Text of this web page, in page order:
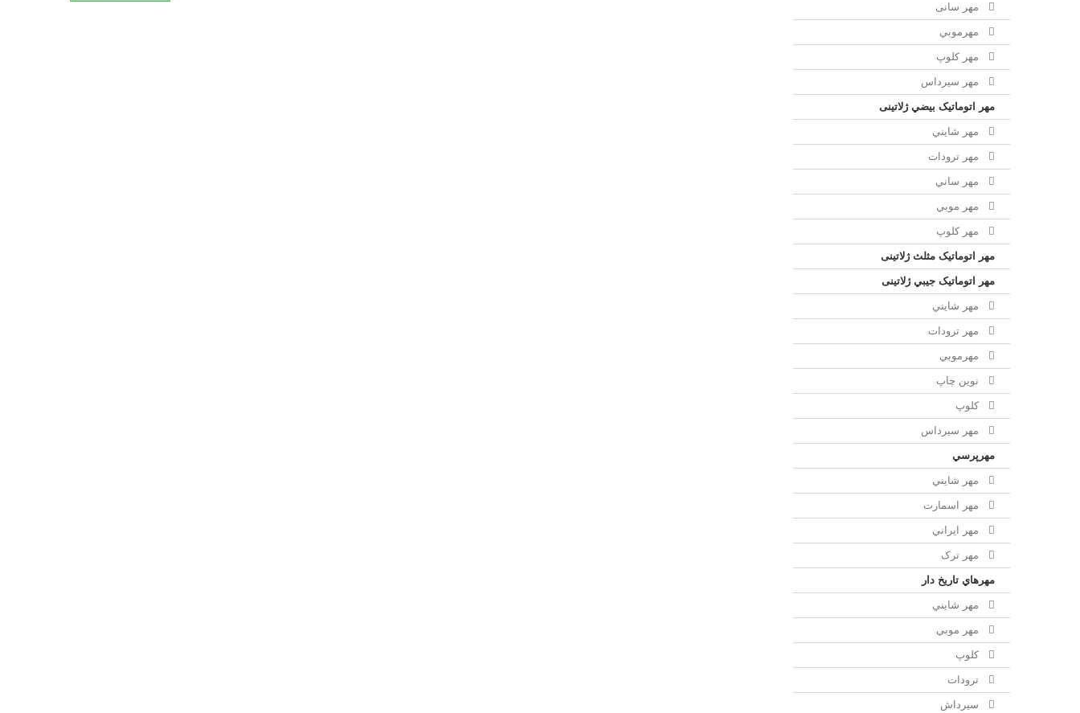
مهر سانی
مهرموبي
مهر كلوپ
مهر سيرداس
مهر اتوماتیک بيضي ژلاتینی
مهر شايني
مهر ترودات
مهر ساني
مهر موبي
مهر كلوپ
مهر اتوماتیک مثلث ژلاتینی
مهر اتوماتیک جيبي ژلاتینی
مهر شايني
مهر ترودات
مهرموبي
نوين چاپ
کلوپ
مهر سيرداس
مهرپرسي
مهر شايني
مهر اسمارت
مهر ايراني
مهر ترک
مهرهاي تاريخ دار
مهر شايني
مهر موبي
کلوپ
ترودات
سیرداش